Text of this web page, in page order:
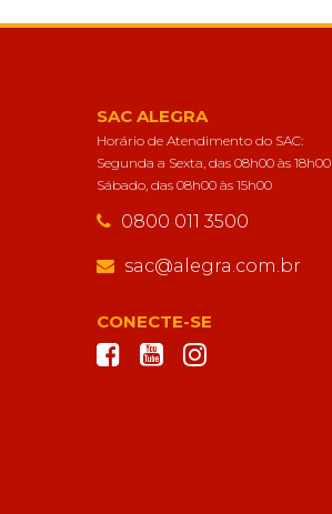
SAC ALEGRA
Horário de Atendimento do SAC:
Segunda a Sexta, das 08h00 às 18h00
Sábado, das 08h00 às 15h00
0800 011 3500
sac@alegra.com.br
CONECTE-SE